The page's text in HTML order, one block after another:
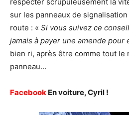
sur les panneaux de
route : « Si vous suivez ce
jamais à payer une amende pour
bien ri, après être comme tout le
panneau…
Facebook En voiture, Cyril !